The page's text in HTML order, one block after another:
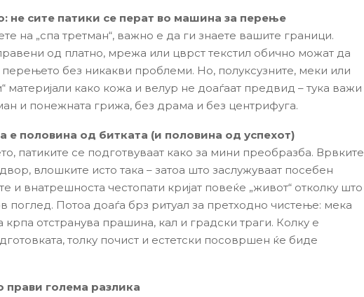
не сите патики се перат во машина за перење
на „спа третман“, важно е да ги знаете вашите граници.
од платно, мрежа или цврст текстил обично можат да
перењето без никакви проблеми. Но, полуксузните, меки или
материјали како кожа и велур не доаѓаат предвид – тука важи
и понежната грижа, без драма и без центрифуга.
е половина од битката (и половина од успехот)
патиките се подготвуваат како за мини преобразба. Врвките
влошките исто така – затоа што заслужуваат посебен
и внатрешноста честопати кријат повеќе „живот“ отколку што
поглед. Потоа доаѓа брз ритуал за претходно чистење: мека
крпа отстранува прашина, кал и градски траги. Колку е
толку почист и естетски посовршен ќе биде
прави голема разлика